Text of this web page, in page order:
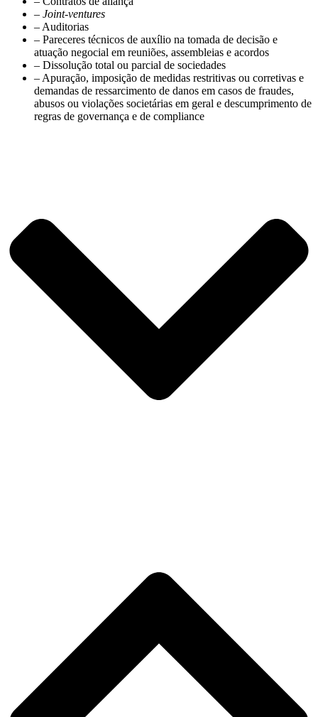
– Joint-ventures
– Auditorias
– Pareceres técnicos de auxílio na tomada de decisão e
atuação negocial em reuniões, assembleias e acordos
– Dissolução total ou parcial de sociedades
– Apuração, imposição de medidas restritivas ou corretivas e
demandas de ressarcimento de danos em casos de fraudes,
abusos ou violações societárias em geral e descumprimento de
regras de governança e de compliance